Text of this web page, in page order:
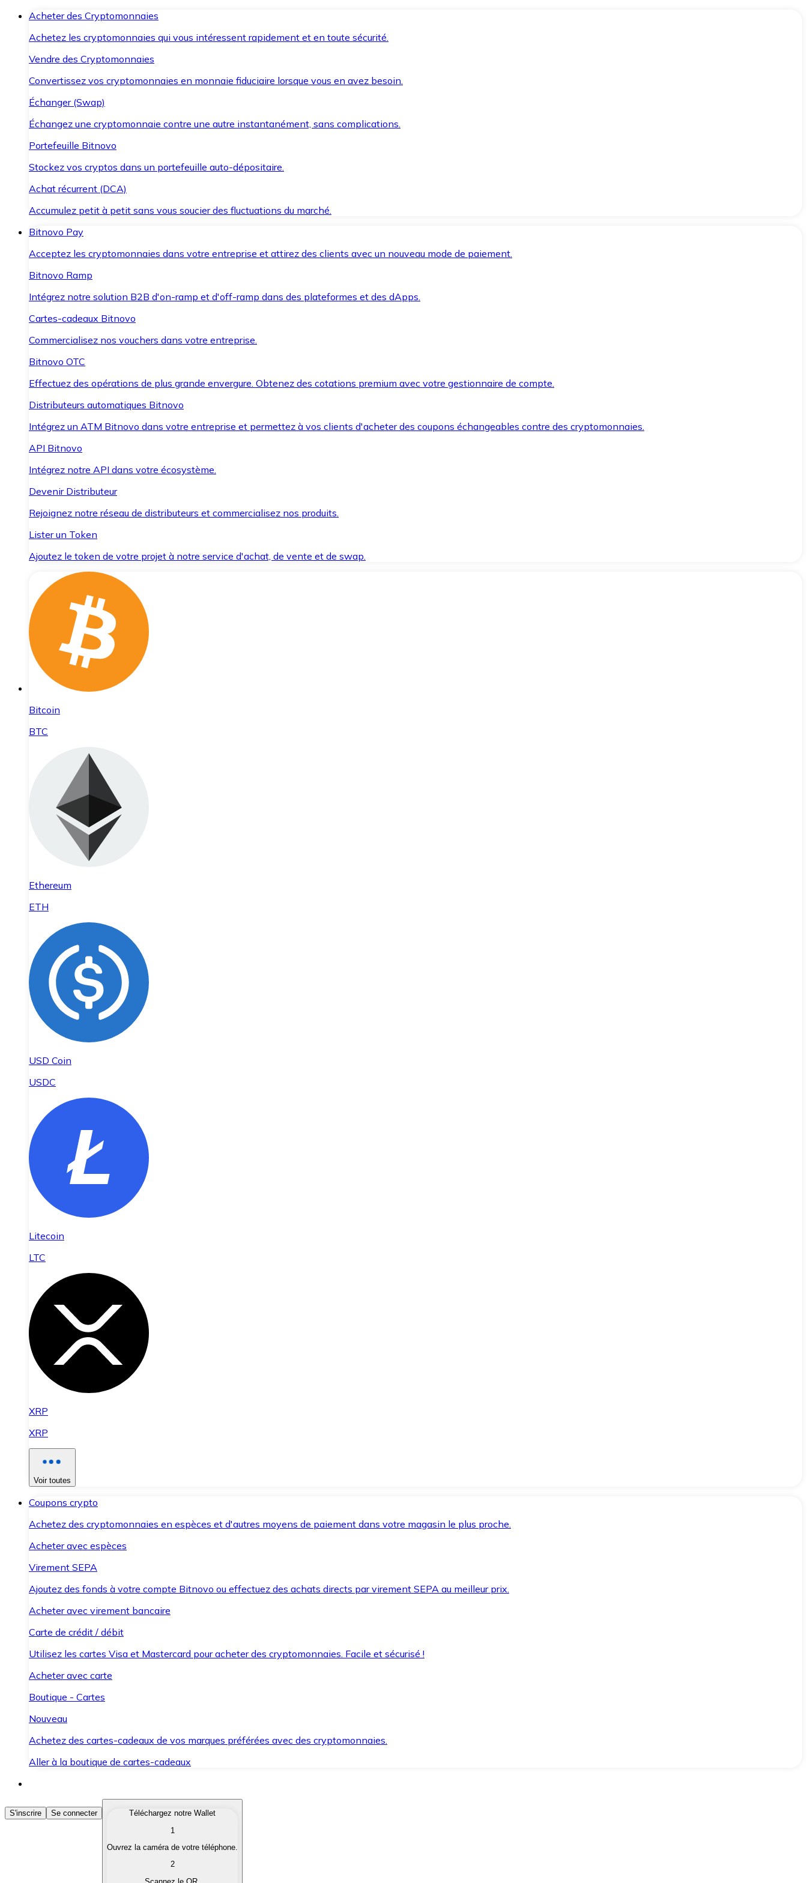
Acheter des Cryptomonnaies
Achetez les cryptomonnaies qui vous intéressent rapidement et en toute sécurité.
Vendre des Cryptomonnaies
Convertissez vos cryptomonnaies en monnaie fiduciaire lorsque vous en avez besoin.
Échanger (Swap)
Échangez une cryptomonnaie contre une autre instantanément, sans complications.
Portefeuille Bitnovo
Stockez vos cryptos dans un portefeuille auto-dépositaire.
Achat récurrent (DCA)
Accumulez petit à petit sans vous soucier des fluctuations du marché.
Bitnovo Pay
Acceptez les cryptomonnaies dans votre entreprise et attirez des clients avec un nouveau mode de paiement.
Bitnovo Ramp
Intégrez notre solution B2B d'on-ramp et d'off-ramp dans des plateformes et des dApps.
Cartes-cadeaux Bitnovo
Commercialisez nos vouchers dans votre entreprise.
Bitnovo OTC
Effectuez des opérations de plus grande envergure. Obtenez des cotations premium avec votre gestionnaire de compte.
Distributeurs automatiques Bitnovo
Intégrez un ATM Bitnovo dans votre entreprise et permettez à vos clients d'acheter des coupons échangeables contre des cryptomonnaies.
API Bitnovo
Intégrez notre API dans votre écosystème.
Devenir Distributeur
Rejoignez notre réseau de distributeurs et commercialisez nos produits.
Lister un Token
Ajoutez le token de votre projet à notre service d'achat, de vente et de swap.
Bitcoin
BTC
Ethereum
ETH
USD Coin
USDC
Litecoin
LTC
XRP
XRP
Voir toutes
Coupons crypto
Achetez des cryptomonnaies en espèces et d'autres moyens de paiement dans votre magasin le plus proche.
Acheter avec espèces
Virement SEPA
Ajoutez des fonds à votre compte Bitnovo ou effectuez des achats directs par virement SEPA au meilleur prix.
Acheter avec virement bancaire
Carte de crédit / débit
Utilisez les cartes Visa et Mastercard pour acheter des cryptomonnaies. Facile et sécurisé !
Acheter avec carte
Boutique - Cartes
Nouveau
Achetez des cartes-cadeaux de vos marques préférées avec des cryptomonnaies.
Aller à la boutique de cartes-cadeaux
Acheter des Cryptomonnaies
Achetez les cryptomonnaies qui vous intéressent rapidement et en toute sécurité.
Convertissez vos cryptomonnaies en monnaie fiduciaire lorsque vous en avez besoin.
S'inscrire Se connecter
Téléchargez notre Wallet
1
Ouvrez la caméra de votre téléphone.
2